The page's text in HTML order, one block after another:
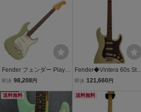
【箕面店在庫】
Fender フェンダー Player
II Stratocaster RW BCG エ
即決 98,208円
Fender◆Vintera 60s Strat
ocaster/OWH/2021/マッ
即決 121,660 円
送料無料 送料無料